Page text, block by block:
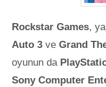
Rockstar Games,
Auto 3 ve Grand
oyunun da
Sony Computer